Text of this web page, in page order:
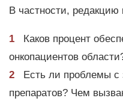
В частности, редакцию
Каков процент
онкопациентов
Есть ли проблемы с
препаратов? Чем